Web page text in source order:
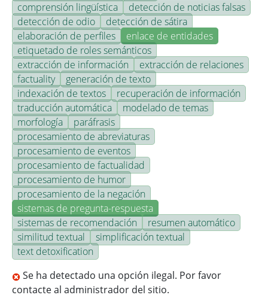
comprensión lingüística
detección de noticias falsas
detección de odio
detección de sátira
elaboración de perfiles
enlace de entidades
etiquetado de roles semánticos
extracción de información
extracción de relaciones
factuality
generación de texto
indexación de textos
recuperación de información
traducción automática
modelado de temas
morfología
paráfrasis
procesamiento de abreviaturas
procesamiento de eventos
procesamiento de factualidad
procesamiento de humor
procesamiento de la negación
sistemas de pregunta-respuesta
sistemas de recomendación
resumen automático
similitud textual
simplificación textual
text detoxification
Se ha detectado una opción ilegal. Por favor
contacte al administrador del sitio.